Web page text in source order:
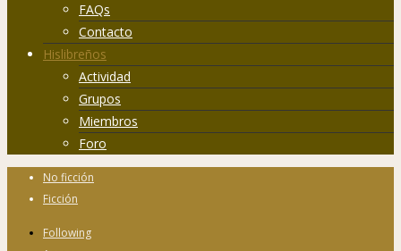
FAQs
Contacto
Hislibreños
Actividad
Grupos
Miembros
Foro
No ficción
Ficción
Following